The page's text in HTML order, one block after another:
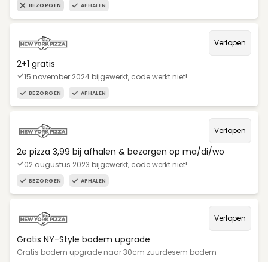
BEZORGEN AFHALEN
Verlopen
2+1 gratis
15 november 2024 bijgewerkt, code werkt niet!
BEZORGEN AFHALEN
Verlopen
2e pizza 3,99 bij afhalen & bezorgen op ma/di/wo
02 augustus 2023 bijgewerkt, code werkt niet!
BEZORGEN AFHALEN
Verlopen
Gratis NY-Style bodem upgrade
Gratis bodem upgrade naar 30cm zuurdesem bodem